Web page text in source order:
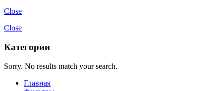
Close
Close
Категории
Sorry. No results match your search.
Главная